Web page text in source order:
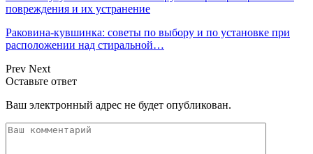
повреждения и их устранение
Раковина-кувшинка: советы по выбору и по установке при
расположении над стиральной…
Prev Next
Оставьте ответ
Ваш электронный адрес не будет опубликован.